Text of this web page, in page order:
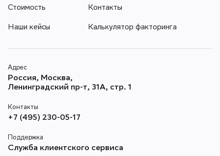
Стоимость
Наши кейсы
Контакты
Калькулятор факторинга
Адрес
Россия, Москва,
Ленинградский пр-т, 31А, стр. 1
Контакты
+7 (495) 230-05-17
Поддержка
Служба клиентского сервиса